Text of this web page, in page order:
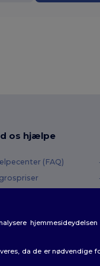
os hjælpe
(FAQ)
da de er nødvendige